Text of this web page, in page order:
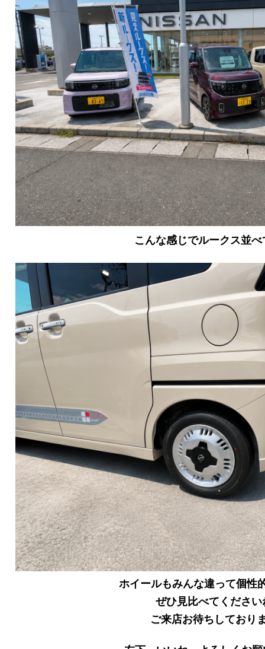
こんな感じでルークス並べ
ホイールもみんな違って個性
ぜひ見比べてください
ご来店お待ちしており